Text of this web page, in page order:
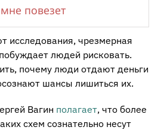
повезет
исследования, чрезмерная
людей рисковать.
почему люди отдают деньги
шансы лишиться их.
Вагин полагает, что более
схем сознательно несут